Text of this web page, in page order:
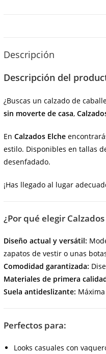
Descripción
Descripción del
¿Buscas un calzado de
sin moverte de casa,
En Calzados Elche
estilo. Disponibles en tallas
desenfadado.
¡Has llegado al lugar
¿Por qué elegir Calzados
Diseño actual y versátil:
zapatos de vestir o unas
Comodidad garantizada:
Materiales de primera
Suela antideslizante:
Perfectos para:
Looks casuales con